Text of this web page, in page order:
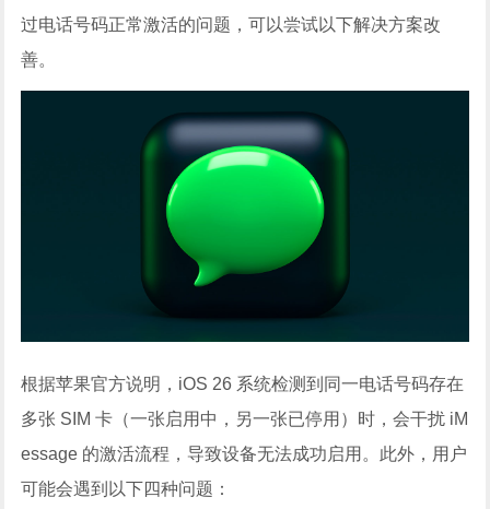
过电话号码正常激活的问题，可以尝试以下解决方案改
善。
根据苹果官方说明，iOS 26 系统检测到同一电话号码存在
多张 SIM 卡（一张启用中，另一张已停用）时，会干扰 iM
essage 的激活流程，导致设备无法成功启用。此外，用户
可能会遇到以下四种问题：